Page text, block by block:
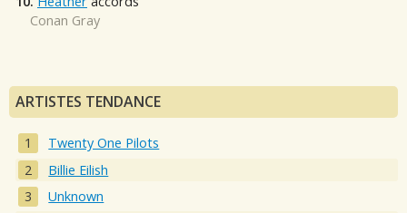
Conan Gray
ARTISTES TENDANCE
Twenty One Pilots
Billie Eilish
Unknown